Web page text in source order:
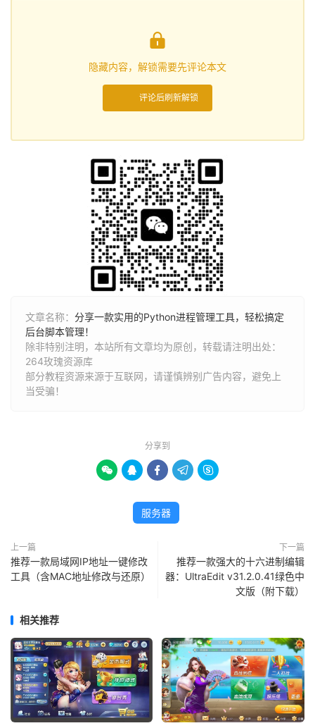

隐藏内容，解锁需要先评论本文
评论后刷新解锁
文章名称： 分享一款实用的Python进程管理工具，轻松搞定
后台脚本管理！
除非特别注明，本站所有文章均为原创，转载请注明出处：
264玫瑰资源库
部分教程资源来源于互联网，请谨慎辨别广告内容，避免上
当受骗！
分享到
    
服务器
上一篇
推荐一款局域网IP地址一键修改
工具（含MAC地址修改与还原）
下一篇
推荐一款强大的十六进制编辑
器：UltraEdit v31.2.0.41绿色中
文版（附下载）
相关推荐